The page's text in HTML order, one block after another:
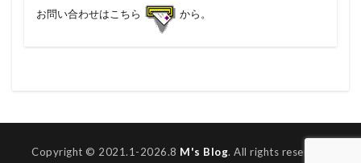
お問い合わせはこちら から。
Copyright © 2021.1-2026.8 M's Blog. All rights reserved.